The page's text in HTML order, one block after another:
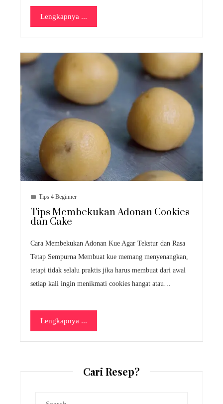
Lengkapnya ...
Tips 4 Beginner
Tips Membekukan Adonan Cookies
dan Cake
Cara Membekukan Adonan Kue Agar Tekstur dan Rasa
Tetap Sempurna Membuat kue memang menyenangkan,
tetapi tidak selalu praktis jika harus membuat dari awal
setiap kali ingin menikmati cookies hangat atau…
Lengkapnya ...
Cari Resep?